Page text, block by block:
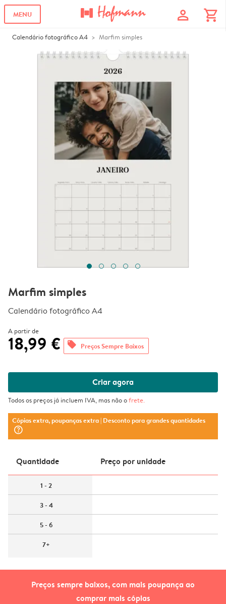
MENU profile shopping_cart
Calendário fotográfico A4 Marfim simples
Preços sempre baixos, com mais poupança ao
comprar mais cópias
Marfim simples
Calendário fotográfico A4
A partir de
18,99 € offers Preços Sempre Baixos
Criar agora
Todos os preços já incluem IVA, mas não ofrete.
Cópias extra, poupanças extra| Desconto para grandes quantidades
question_mark_circle
Quantidade Preço por unidade
1 - 2
3 - 4
5 - 6
7+